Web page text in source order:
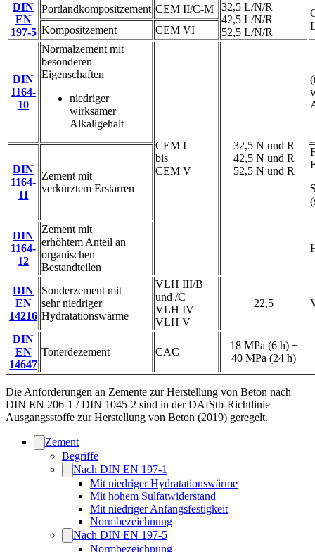
DIN
EN
197-5
Portlandkompositzement CEM II/C-M
32,5 L/N/R
42,5 L/N/R
52,5 L/N/R
Kompositzement CEM VI
DIN
1164-
10
Normalzement mit
besonderen
Eigenschaften
niedriger
wirksamer
Alkaligehalt
CEM I
bis
CEM V
32,5 N und R
42,5 N und R
52,5 N und R
DIN
1164-
11
Zement mit
verkürztem Erstarren
DIN
1164-
12
Zement mit
erhöhtem Anteil an
organischen
Bestandteilen
DIN
EN
14216
Sonderzement mit
sehr niedriger
Hydratationswärme
VLH III/B
und /C
VLH IV
VLH V
22,5
DIN
EN
14647
Tonerdezement CAC
18 MPa (6 h) +
40 MPa (24 h)
Die Anforderungen an Zemente zur Herstellung von Beton nach
DIN EN 206-1 / DIN 1045-2 sind in der DAfStb-Richtlinie
Ausgangsstoffe zur Herstellung von Beton (2019) geregelt.
Zement
Begriffe
Nach DIN EN 197-1
Mit niedriger Hydratationswärme
Mit hohem Sulfatwiderstand
Mit niedriger Anfangsfestigkeit
Normbezeichnung
Nach DIN EN 197-5
Normbezeichnung